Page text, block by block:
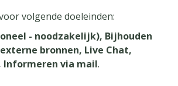
volgende doeleinden:
- noodzakelijk), Bijhouden
bronnen, Live Chat,
via mail.